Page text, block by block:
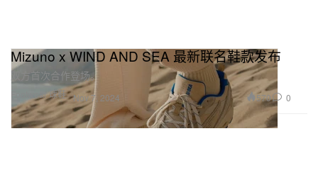
Footwear 球鞋
Mizuno x WIND AND SEA 最新联名鞋款发布
双方首次合作登场。
Nov 7, 2024 570 0